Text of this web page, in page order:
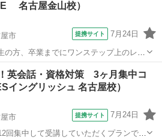
名古屋金山校）
市 提携サイト 7月24日
方、卒業までにワンステップ上のレベ
英検1級対策講
英会話・資格対策 3ヶ月集中コ
イングリッシュ 名古屋校）
市 提携サイト 7月24日
回集中して受講していただくプランで